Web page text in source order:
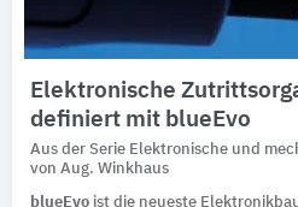
Elektronische
definiert mit blueEvo
Aus der Serie Elektronische und
von Aug. Winkhaus
blueEvo ist die neueste